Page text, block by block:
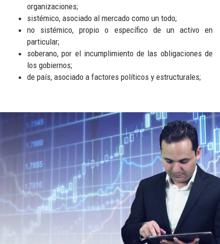
organizaciones;
sistémico, asociado al mercado como un todo;
no sistémico, propio o específico de un activo en
particular;
soberano, por el incumplimiento de las obligaciones de
los gobiernos;
de país, asociado a factores políticos y estructurales;